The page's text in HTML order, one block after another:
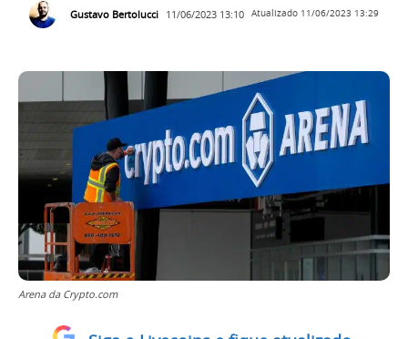
Gustavo Bertolucci 11/06/2023 13:10 Atualizado 11/06/2023 13:29
Arena da Crypto.com